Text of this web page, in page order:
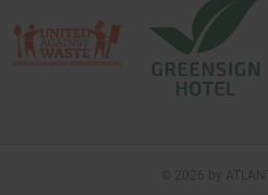
© 2026 by